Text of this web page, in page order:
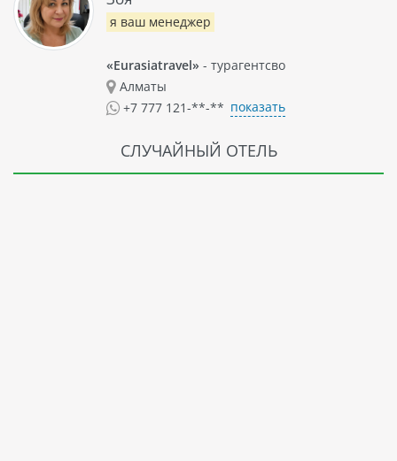
я ваш менеджер
«Eurasiatravel» - турагентсво
Алматы
+7 777 121-**-** показать
СЛУЧАЙНЫЙ ОТЕЛЬ